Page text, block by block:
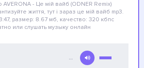
- Це мій вайб (ODNER Remix)
життя, тут і зараз це мій вайб mp3.
размер: 8.67 мб, качество: 320 кбпс
или слушать музыку онлайн
…